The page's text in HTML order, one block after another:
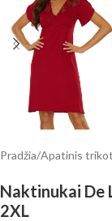
Pradžia/Apatinis
Naktinukai De
2XL